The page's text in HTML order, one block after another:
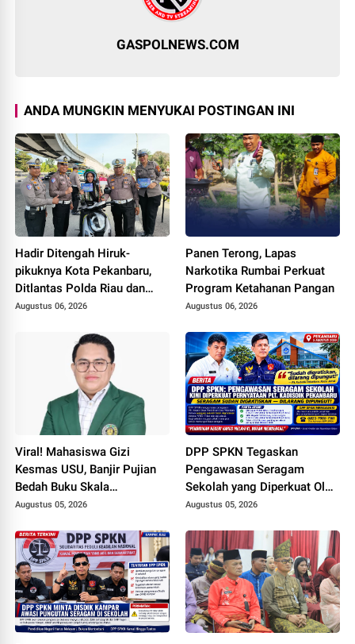
GASPOLNEWS.COM
ANDA MUNGKIN MENYUKAI POSTINGAN INI
Hadir Ditengah Hiruk-
pikuknya Kota Pekanbaru,
Ditlantas Polda Riau dan
Polantas KARIB Kobarkan
Nasionalisme dan Green
Policing Jelang HUT RI Ke-
Augustus 06, 2026
Panen Terong, Lapas
Narkotika Rumbai Perkuat
Program Ketahanan Pangan
Augustus 06, 2026
Viral! Mahasiswa Gizi
Kesmas USU, Banjir Pujian
Bedah Buku Skala
International dari 70 Ribu
Dunia
Augustus 05, 2026
DPP SPKN Tegaskan
Pengawasan Seragam
Sekolah yang Diperkuat Oleh
Peryataan Plt. KADISDIK
Digratiskan
Augustus 05, 2026